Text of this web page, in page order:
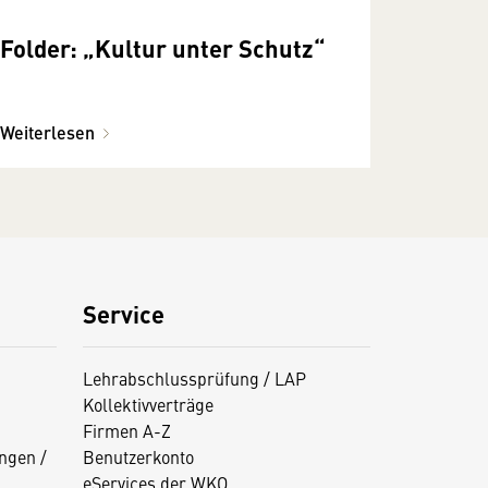
Folder: „Kultur unter Schutz“
Weiterlesen
/
Service
Lehrabschlussprüfung / LAP
Kollektivverträge
Firmen A-Z
Benutzerkonto
eServices der WKO